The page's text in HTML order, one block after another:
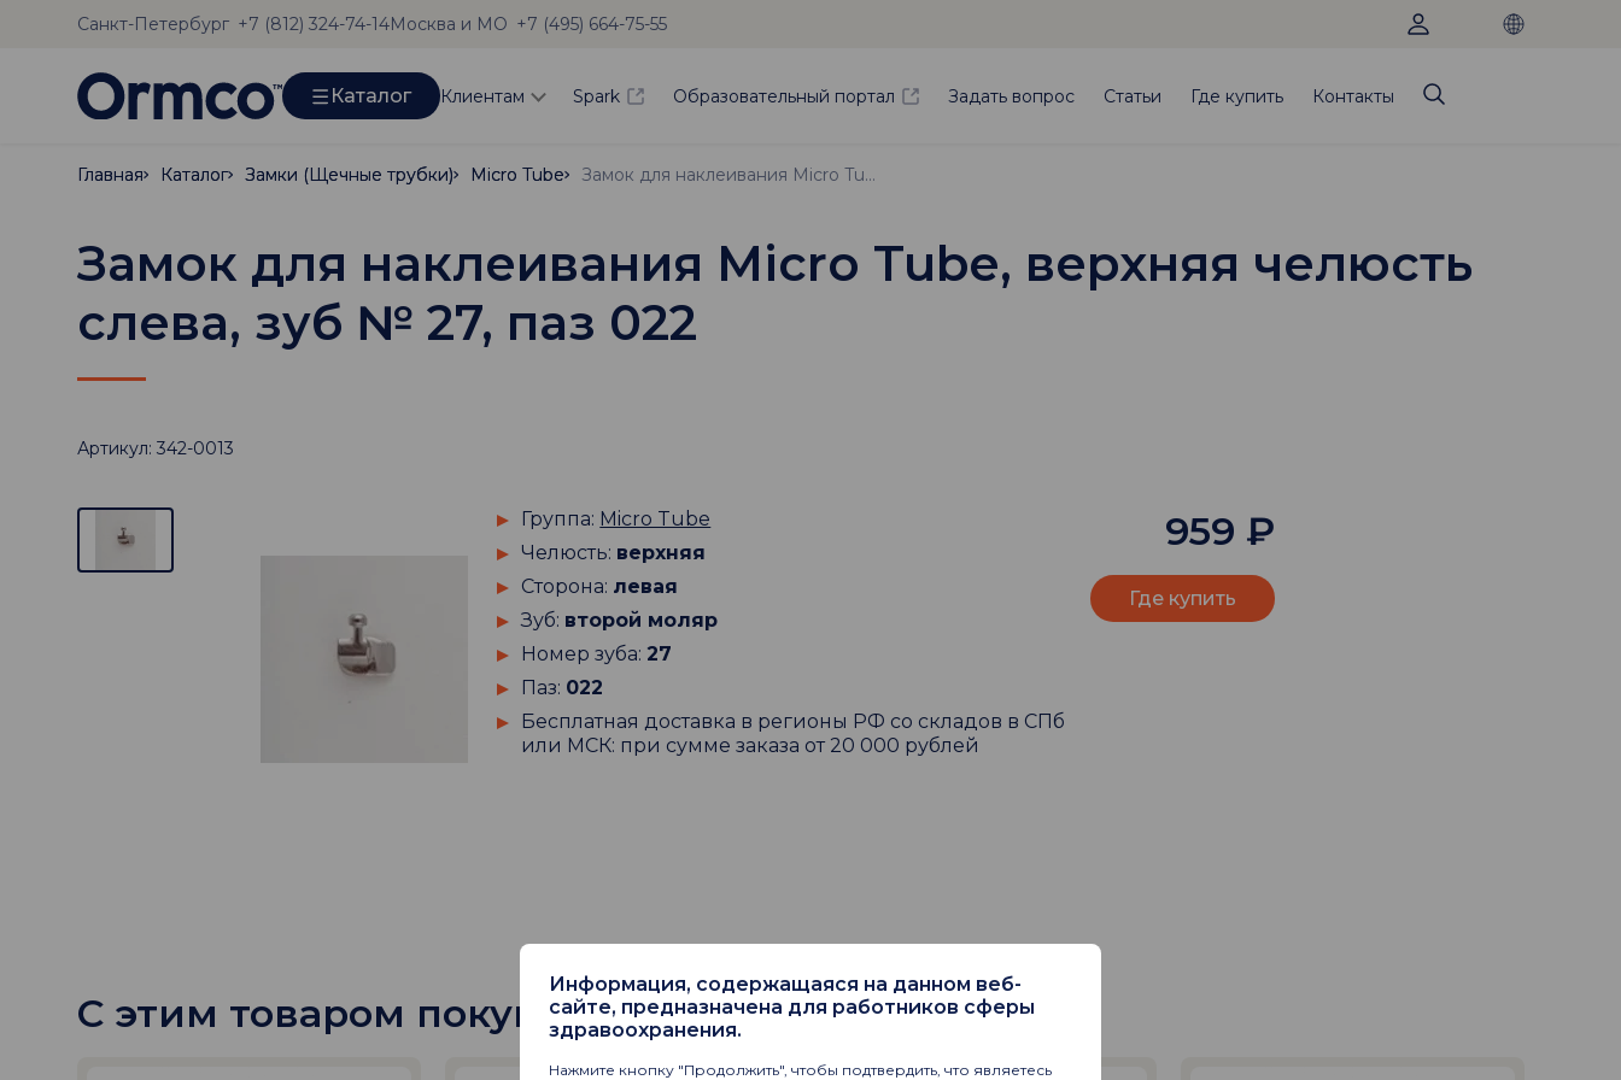
Санкт-Петербург +7 (812) 324-74-14Москва и МО +7 (495) 664-75-55
Каталог Клиентам Spark Образовательный портал Задать вопрос Статьи Где купить Контакты
Главная
Главная Каталог
Каталог Замки (Щечные трубки)
Замки (Щечные трубки) Micro Tube
Micro Tube Замок для наклеивания Micro Tube, верхняя челюсть слева, зуб № 27, паз 022
Замок для наклеивания Micro Tube, верхняя челюсть
слева, зуб № 27, паз 022
Артикул: 342-0013
Группа: Micro Tube
Челюсть: верхняя
Сторона: левая
Зуб: второй моляр
Номер зуба: 27
Паз: 022
Бесплатная доставка в регионы РФ со складов в СПб
или МСК: при сумме заказа от 20 000 рублей
959 ₽
Где купить
С этим товаром покупают
Информация, содержащаяся на данном веб-
сайте, предназначена для работников сферы
здравоохранения.
Нажмите кнопку "Продолжить", чтобы подтвердить, что являетесь